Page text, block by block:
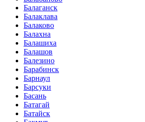
Балаганск
Балаклава
Балаково
Балахна
Балашиха
Балашов
Балезино
Барабинск
Барнаул
Барсуки
Басань
Батагай
Батайск